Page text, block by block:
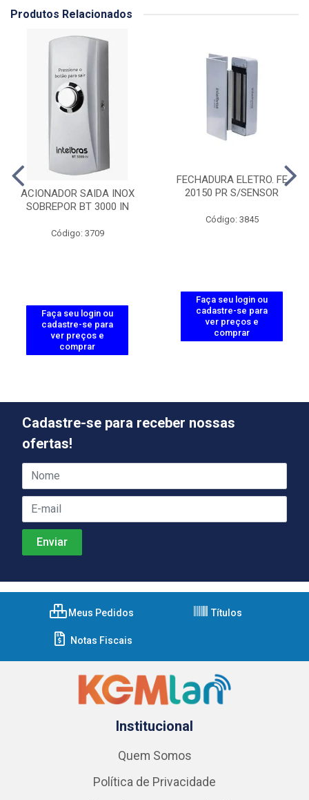
Produtos Relacionados
ACIONADOR SAIDA INOX
SOBREPOR BT 3000 IN
Código: 3709
Faça seu login ou
cadastre-se para
ver preços e
comprar
FECHADURA ELETRO. FE
20150 PR S/SENSOR
Código: 3845
Faça seu login ou
cadastre-se para
ver preços e
comprar
Cadastre-se para receber nossas
ofertas!
Meus Pedidos Títulos
Notas Fiscais
Institucional
Quem Somos
Política de Privacidade